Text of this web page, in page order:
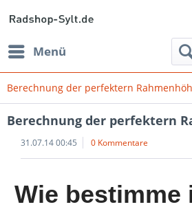
Menü
Berechnung der perfektern
Berechnung der perfektern
31.07.14 00:45 0 Kommentare
Wie